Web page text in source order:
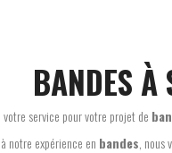
BANDES À
votre service pour votre projet de
notre expérience en bandes ,